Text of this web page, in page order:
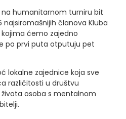
na humanitarnom turniru bit
članova Kluba
ćemo zajedno
po prvi puta otputuju pet
lokalne zajednice koja sve
različitosti u društvu
osoba s mentalnom